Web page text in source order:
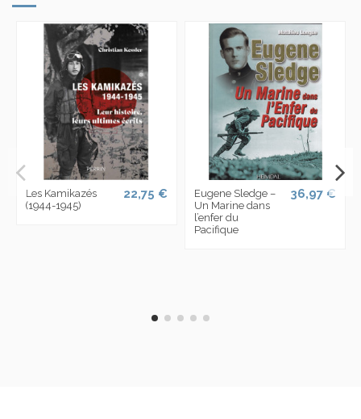
Les Kamikazés
(1944-1945)
22,75 €
Eugene Sledge –
Un Marine dans
l’enfer du
Pacifique
36,97 €